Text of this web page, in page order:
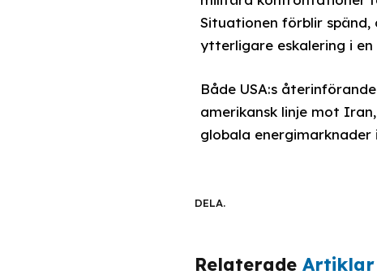
Situationen förblir
ytterligare eskalering i
Både USA:s
amerikansk linje mot
globala
DELA.
Relaterade Artiklar